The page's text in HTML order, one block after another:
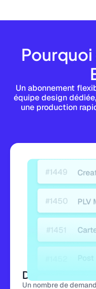
Un abonnement
équipe design
une production
Demandes
Un nombre de